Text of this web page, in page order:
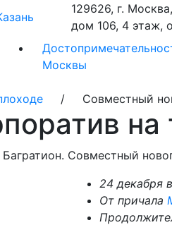
129626, г.
дом 106, 4 этаж,
Москвы
/ Совместный
Совместный
24 декабря
От причала